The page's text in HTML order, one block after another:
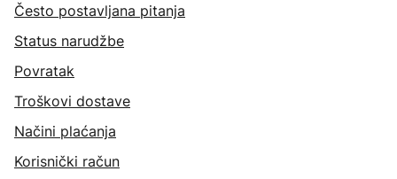
Često postavljana pitanja
Status narudžbe
Povratak
Troškovi dostave
Načini plaćanja
Korisnički račun